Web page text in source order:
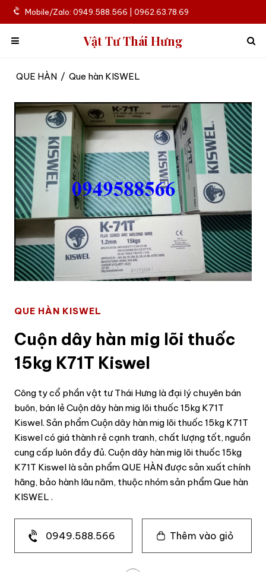
Mobile/Zalo: 0949.588.566 | 0962.63.78.69
Vật Tư Thái Hưng
QUE HÀN / Que hàn KISWEL
QUE HÀN KISWEL
Cuộn dây hàn mig lõi thuốc
15kg K71T Kiswel
Công ty cổ phần vật tư Thái Hưng là đại lý chuyên bán
buôn, bán lẻ Cuộn dây hàn mig lõi thuốc 15kg K71T
Kiswel. Sản phẩm Cuộn dây hàn mig lõi thuốc 15kg K71T
Kiswel có giá thành rẻ cạnh tranh, chất lượng tốt, nguồn
cung cấp luôn đầy đủ. Cuộn dây hàn mig lõi thuốc 15kg
K71T Kiswel là sản phẩm QUE HÀN được sản xuất chính
hãng, bảo hành lâu năm, thuộc nhóm sản phẩm Que hàn
KISWEL .
0949.588.566 Thêm vào giỏ